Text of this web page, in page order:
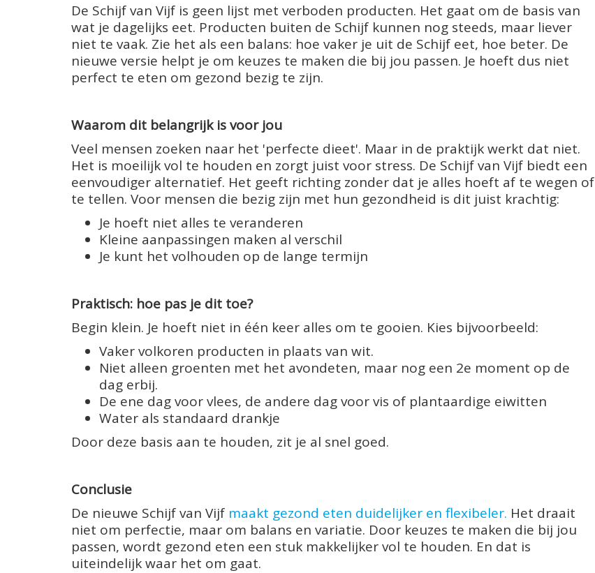
De Schijf van Vijf is geen lijst met verboden producten. Het gaat om de basis van
wat je dagelijks eet. Producten buiten de Schijf kunnen nog steeds, maar liever
niet te vaak. Zie het als een balans: hoe vaker je uit de Schijf eet, hoe beter. De
nieuwe versie helpt je om keuzes te maken die bij jou passen. Je hoeft dus niet
perfect te eten om gezond bezig te zijn.
Waarom dit belangrijk is voor jou
Veel mensen zoeken naar het 'perfecte dieet'. Maar in de praktijk werkt dat niet.
Het is moeilijk vol te houden en zorgt juist voor stress. De Schijf van Vijf biedt een
eenvoudiger alternatief. Het geeft richting zonder dat je alles hoeft af te wegen of
te tellen. Voor mensen die bezig zijn met hun gezondheid is dit juist krachtig:
Je hoeft niet alles te veranderen
Kleine aanpassingen maken al verschil
Je kunt het volhouden op de lange termijn
Praktisch: hoe pas je dit toe?
Begin klein. Je hoeft niet in één keer alles om te gooien. Kies bijvoorbeeld:
Vaker volkoren producten in plaats van wit.
Niet alleen groenten met het avondeten, maar nog een 2e moment op de
dag erbij.
De ene dag voor vlees, de andere dag voor vis of plantaardige eiwitten
Water als standaard drankje
Door deze basis aan te houden, zit je al snel goed.
Conclusie
De nieuwe Schijf van Vijf maakt gezond eten duidelijker en flexibeler. Het draait
niet om perfectie, maar om balans en variatie. Door keuzes te maken die bij jou
passen, wordt gezond eten een stuk makkelijker vol te houden. En dat is
uiteindelijk waar het om gaat.